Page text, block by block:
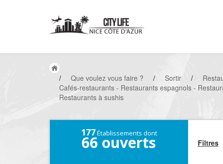
/ Que voulez vous faire ? / Sortir /
Cafés-restaurants - Restaurants espagnols -
Restaurants à sushis
177Établissements dont
66 ouverts Filtres